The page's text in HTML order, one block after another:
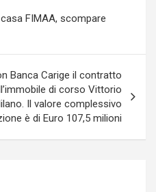
FIMAA, scompare
Banca Carige il contratto
di corso Vittorio
Il valore complessivo
è di Euro 107,5 milioni